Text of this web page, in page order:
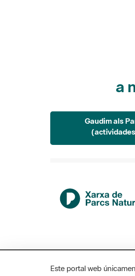
a
Gaudim als
Este portal web